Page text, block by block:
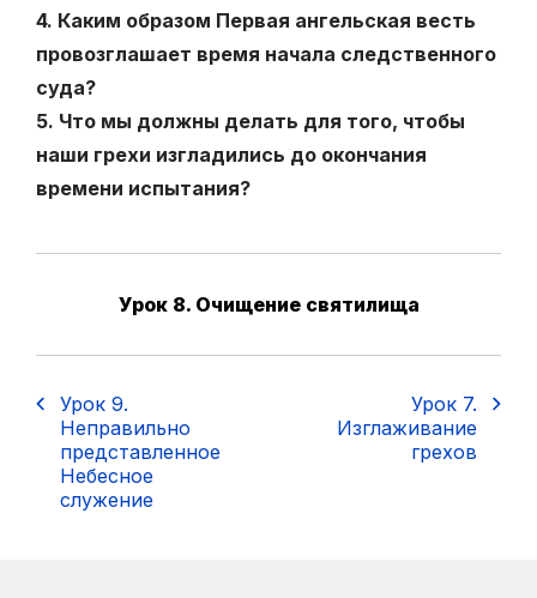
4. Каким образом Первая ангельская весть
провозглашает время начала следственного
суда?
5. Что мы должны делать для того, чтобы
наши грехи изгладились до окончания
времени испытания?
Урок 8. Очищение святилища
Урок 9.
Неправильно
представленное
Небесное
служение
Урок 7.
Изглаживание
грехов